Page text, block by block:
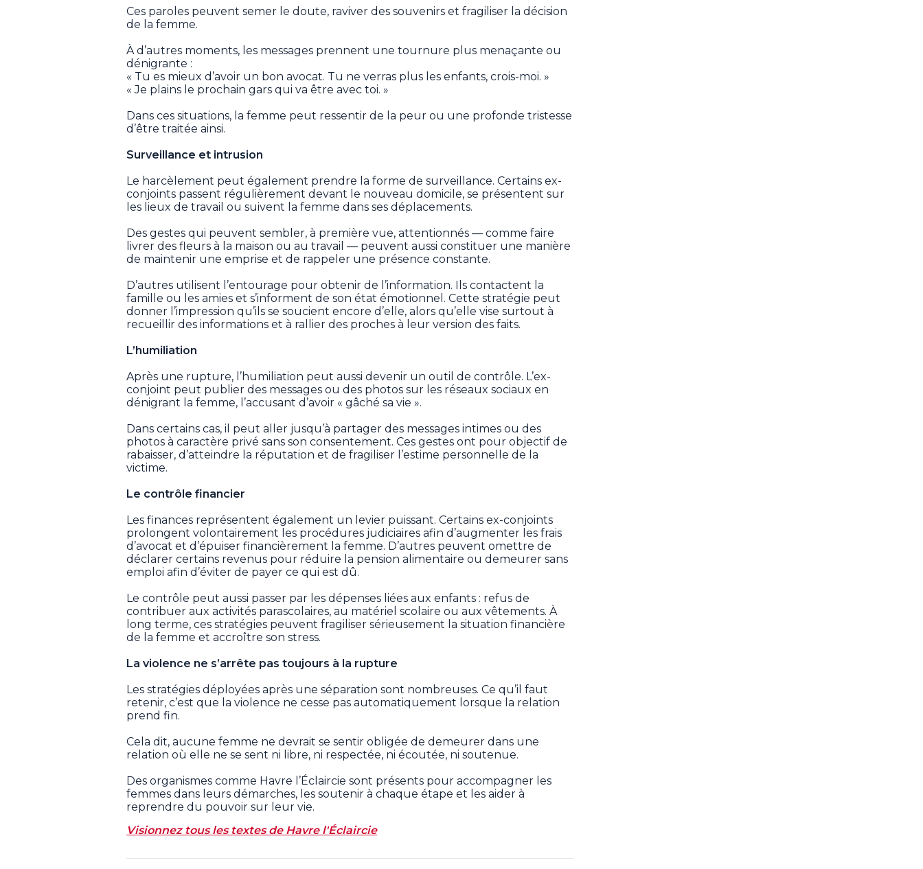
Ces paroles peuvent semer le doute, raviver des souvenirs et fragiliser la décision
de la femme.
À d’autres moments, les messages prennent une tournure plus menaçante ou
dénigrante :
« Tu es mieux d’avoir un bon avocat. Tu ne verras plus les enfants, crois-moi. »
« Je plains le prochain gars qui va être avec toi. »
Dans ces situations, la femme peut ressentir de la peur ou une profonde tristesse
d’être traitée ainsi.
Surveillance et intrusion
Le harcèlement peut également prendre la forme de surveillance. Certains ex-
conjoints passent régulièrement devant le nouveau domicile, se présentent sur
les lieux de travail ou suivent la femme dans ses déplacements.
Des gestes qui peuvent sembler, à première vue, attentionnés — comme faire
livrer des fleurs à la maison ou au travail — peuvent aussi constituer une manière
de maintenir une emprise et de rappeler une présence constante.
D’autres utilisent l’entourage pour obtenir de l’information. Ils contactent la
famille ou les amies et s’informent de son état émotionnel. Cette stratégie peut
donner l’impression qu’ils se soucient encore d’elle, alors qu’elle vise surtout à
recueillir des informations et à rallier des proches à leur version des faits.
L’humiliation
Après une rupture, l’humiliation peut aussi devenir un outil de contrôle. L’ex-
conjoint peut publier des messages ou des photos sur les réseaux sociaux en
dénigrant la femme, l’accusant d’avoir « gâché sa vie ».
Dans certains cas, il peut aller jusqu’à partager des messages intimes ou des
photos à caractère privé sans son consentement. Ces gestes ont pour objectif de
rabaisser, d’atteindre la réputation et de fragiliser l’estime personnelle de la
victime.
Le contrôle financier
Les finances représentent également un levier puissant. Certains ex-conjoints
prolongent volontairement les procédures judiciaires afin d’augmenter les frais
d’avocat et d’épuiser financièrement la femme. D’autres peuvent omettre de
déclarer certains revenus pour réduire la pension alimentaire ou demeurer sans
emploi afin d’éviter de payer ce qui est dû.
Le contrôle peut aussi passer par les dépenses liées aux enfants : refus de
contribuer aux activités parascolaires, au matériel scolaire ou aux vêtements. À
long terme, ces stratégies peuvent fragiliser sérieusement la situation financière
de la femme et accroître son stress.
La violence ne s’arrête pas toujours à la rupture
Les stratégies déployées après une séparation sont nombreuses. Ce qu’il faut
retenir, c’est que la violence ne cesse pas automatiquement lorsque la relation
prend fin.
Cela dit, aucune femme ne devrait se sentir obligée de demeurer dans une
relation où elle ne se sent ni libre, ni respectée, ni écoutée, ni soutenue.
Des organismes comme Havre l’Éclaircie sont présents pour accompagner les
femmes dans leurs démarches, les soutenir à chaque étape et les aider à
reprendre du pouvoir sur leur vie.
Visionnez tous les textes de Havre l'Éclaircie